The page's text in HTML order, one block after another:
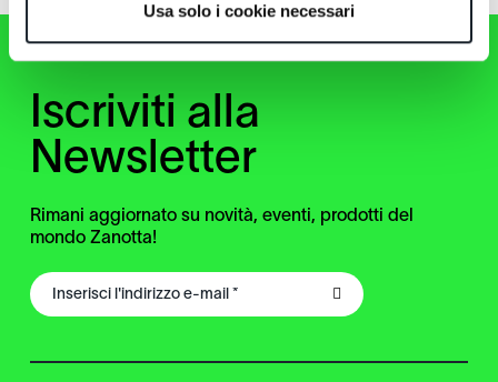
Usa solo i cookie necessari
Iscriviti alla
Newsletter
Rimani aggiornato su novità, eventi, prodotti del
mondo Zanotta!